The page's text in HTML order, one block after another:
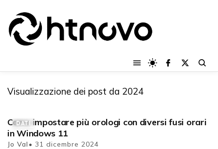
Visualizzazione dei post da 2024
DATI
Come impostare più orologi con diversi fusi orari
in Windows 11
Jo Val• 31 dicembre 2024